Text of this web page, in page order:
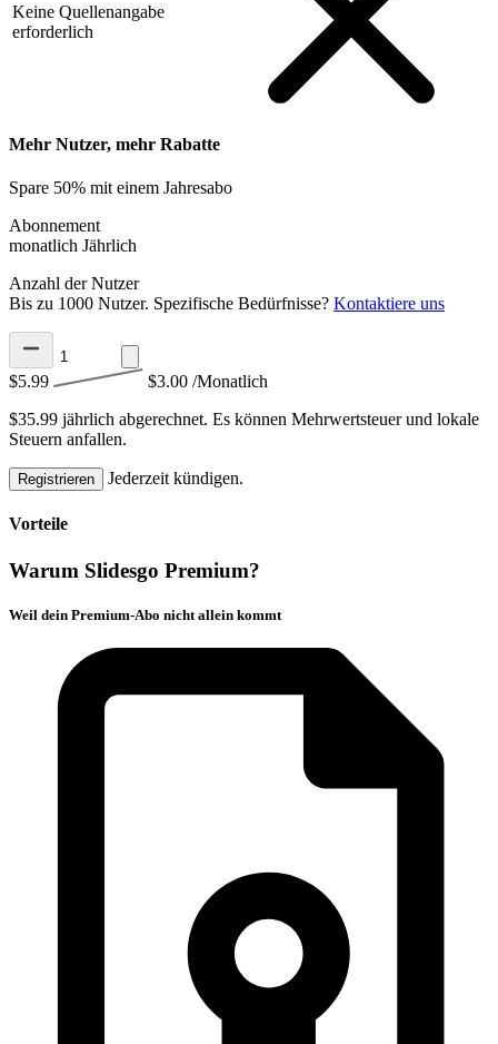
Keine Quellenangabe
erforderlich
Mehr Nutzer, mehr Rabatte
Spare 50% mit einem Jahresabo
Abonnement
monatlich Jährlich
Anzahl der Nutzer
Bis zu 1000 Nutzer. Spezifische Bedürfnisse? Kontaktiere uns
$5.99 $3.00 /Monatlich
$35.99 jährlich abgerechnet. Es können Mehrwertsteuer und lokale
Steuern anfallen.
Registrieren Jederzeit kündigen.
Vorteile
Warum Slidesgo Premium?
Weil dein Premium-Abo nicht allein kommt